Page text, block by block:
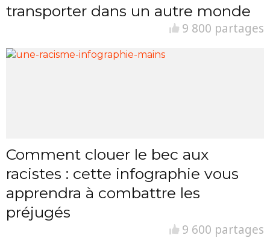
transporter dans un autre monde
9 800 partages
Comment clouer le bec aux
racistes : cette infographie vous
apprendra à combattre les
préjugés
9 600 partages